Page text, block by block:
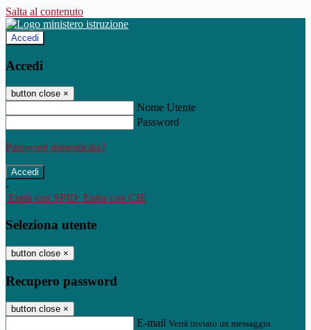
Salta al contenuto
Accedi
Accedi
button close ×
Nome Utente
Password
Password dimenticata?
-
Entra con SPID Entra con CIE
Seleziona utente
button close ×
Recupero password
button close ×
E-mail Verrà inviato un messaggio